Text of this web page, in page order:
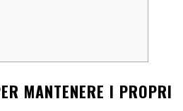
MANTENERE I PROPRI